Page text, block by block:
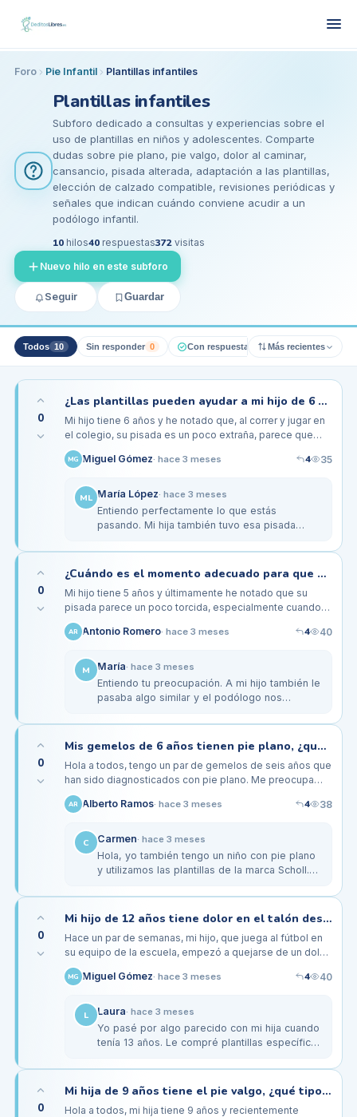
Foro Pie Infantil Plantillas infantiles
Plantillas infantiles
Subforo dedicado a consultas y experiencias sobre el
uso de plantillas en niños y adolescentes. Comparte
dudas sobre pie plano, pie valgo, dolor al caminar,
cansancio, pisada alterada, adaptación a las plantillas,
elección de calzado compatible, revisiones periódicas y
señales que indican cuándo conviene acudir a un
podólogo infantil.
10hilos40respuestas372visitas
Nuevo hilo en este subforo
Seguir Guardar
Todos 10 Sin responder 0 Con respuesta pro 0 Resueltos
Más recientes
0
¿Las plantillas pueden ayudar a mi hijo de 6 años con su pisada inadecuada en el colegio?
Mi hijo tiene 6 años y he notado que, al correr y jugar en
el colegio, su pisada es un poco extraña, parece que
pisa hacia adentro. A veces se queja de cansancio en
los pies…
MG Miguel Gómez· hace 3 meses 4 35
ML María López· hace 3 meses
Entiendo perfectamente lo que estás
pasando. Mi hija también tuvo esa pisada
unas plantillas específicas. La verdad…
0
¿Cuándo es el momento adecuado para que mi hijo de 5 años use plantillas ortopédicas?
Mi hijo tiene 5 años y últimamente he notado que su
pisada parece un poco torcida, especialmente cuando
juega en el parque. A veces se queja de que le duelen
un poco los pies…
AR Antonio Romero· hace 3 meses 4 40
M María· hace 3 meses
Entiendo tu preocupación. A mi hijo también le
pasaba algo similar y el podólogo nos
importante es observar si el niño se…
0
Mis gemelos de 6 años tienen pie plano, ¿qué zapatillas y plantillas son recomendables?
Hola a todos, tengo un par de gemelos de seis años que
han sido diagnosticados con pie plano. Me preocupa
cómo esto puede afectar su desarrollo, especialmente
porque son bastante…
AR Alberto Ramos· hace 3 meses 4 38
C Carmen· hace 3 meses
Hola, yo también tengo un niño con pie plano
y utilizamos las plantillas de la marca Scholl.
zapatillas Nike. Además, es…
0
Mi hijo de 12 años tiene dolor en el talón después de jugar fútbol, ¿debería probar plantillas?
Hace un par de semanas, mi hijo, que juega al fútbol en
su equipo de la escuela, empezó a quejarse de un dolor
constante en el talón, especialmente después de los
entrenamientos.…
MG Miguel Gómez· hace 3 meses 4 40
L Laura· hace 3 meses
Yo pasé por algo parecido con mi hija cuando
tenía 13 años. Le compré plantillas específicas
comodidad. Optamos por unas…
0
Mi hija de 9 años tiene el pie valgo, ¿qué tipo de plantillas podrían ayudarle?
Hola a todos, mi hija tiene 9 años y recientemente